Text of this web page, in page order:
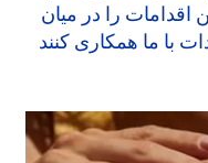
اقدامات را در میان
با ما همکاری کنند